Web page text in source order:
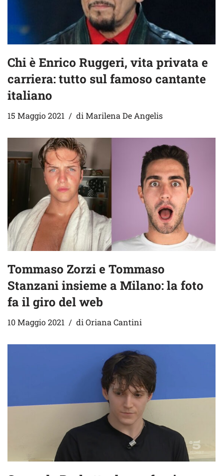
Chi è Enrico Ruggeri, vita privata e
carriera: tutto sul famoso cantante
italiano
15 Maggio 2021 di Marilena De Angelis
Tommaso Zorzi e Tommaso
Stanzani insieme a Milano: la foto
fa il giro del web
10 Maggio 2021 di Oriana Cantini